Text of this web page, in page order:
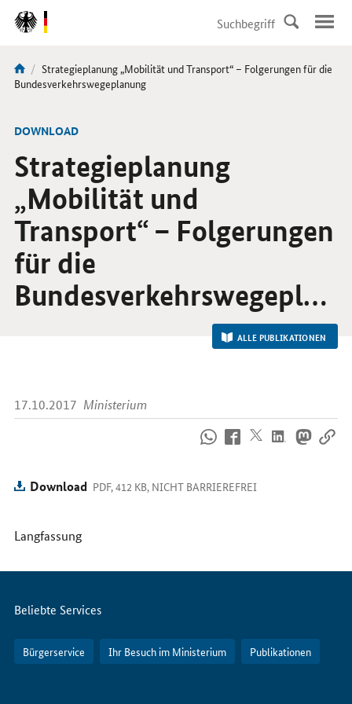
DirektZu:
Navigation
Sie
sind
Aktuelle
Seite:
Strategieplanung „Mobilität und Transport“ – Folgerungen für die
Bundesverkehrswegeplanung
DOWNLOAD
Strategieplanung
„Mobilität und
Transport“ – Folgerungen
für die
Bundesverkehrswegeplanung
ALLE PUBLIKATIONEN
17.10.2017 Ministerium
uns
im
Download PDF, 412 KB, NICHT BARRIEREFREI
Langfassung
Servicemenü
Beliebte Services
Bürgerservice Ihr Besuch im Ministerium Publikationen